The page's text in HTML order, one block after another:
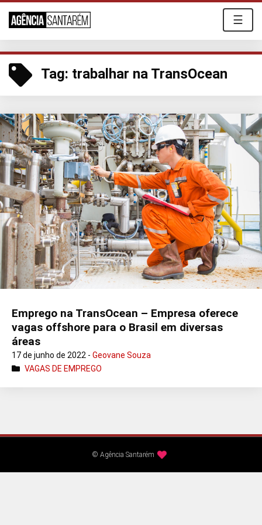
☰
Tag: trabalhar na TransOcean
Emprego na TransOcean – Empresa oferece
vagas offshore para o Brasil em diversas
áreas
17 de junho de 2022 - Geovane Souza
VAGAS DE EMPREGO
© Agência Santarém